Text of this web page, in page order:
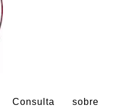
Consulta sobre